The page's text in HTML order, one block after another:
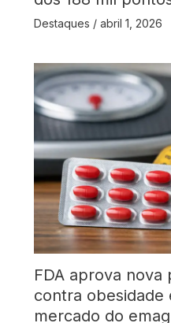
Destaques / abril 1, 2026
FDA aprova nova
contra obesidade
mercado do